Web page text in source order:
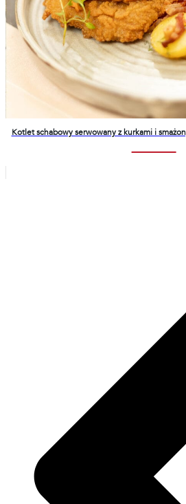
Kotlet schabowy serwowany z kurkami i